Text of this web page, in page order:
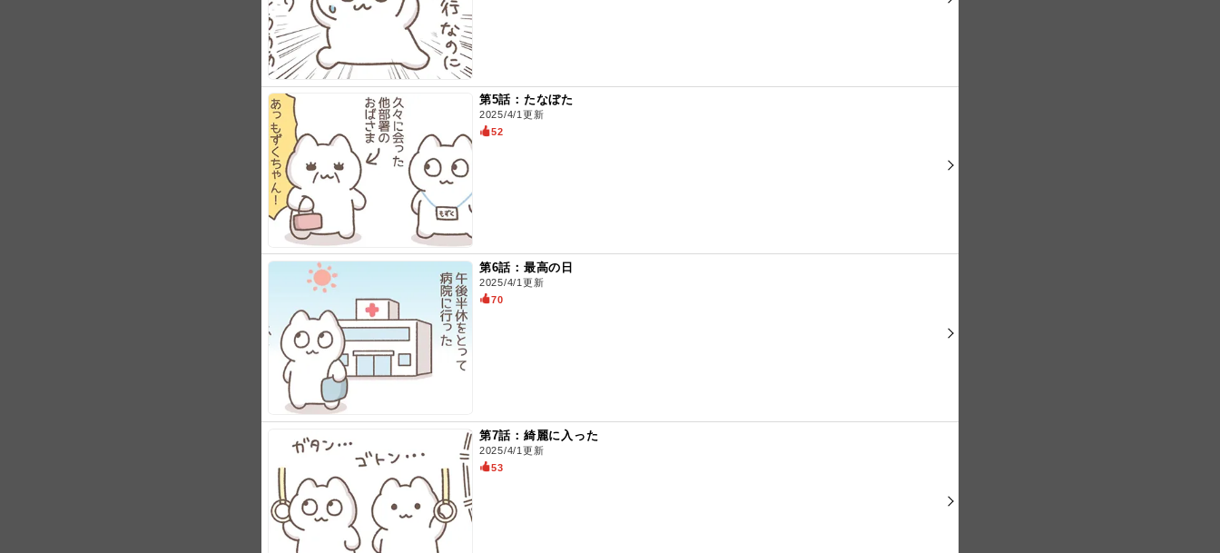
第5話：たなぼた
2025/4/1更新
52
第6話：最高の日
2025/4/1更新
70
第7話：綺麗に入った
2025/4/1更新
53